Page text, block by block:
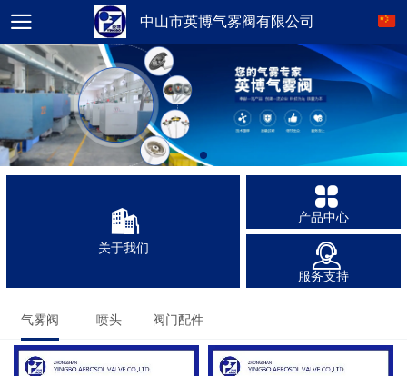
中山市英博气雾阀有限公司
关于我们
产品中心
服务支持
气雾阀 喷头 阀门配件